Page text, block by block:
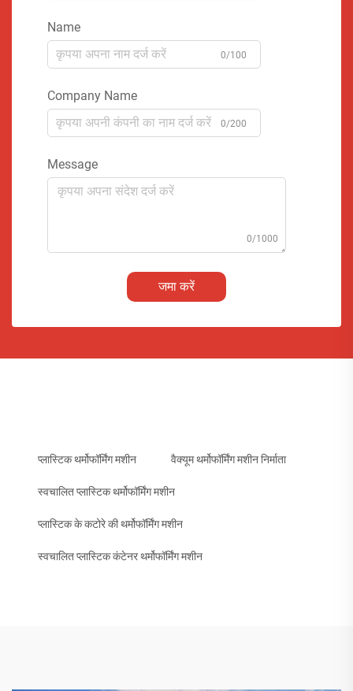
Name
0/100
Company Name
0/200
Message
0/1000
जमा करें
प्लास्टिक थर्मोफॉर्मिंग मशीन वैक्यूम थर्मोफॉर्मिंग मशीन निर्माता
स्वचालित प्लास्टिक थर्मोफॉर्मिंग मशीन
प्लास्टिक के कटोरे की थर्मोफॉर्मिंग मशीन
स्वचालित प्लास्टिक कंटेनर थर्मोफॉर्मिंग मशीन